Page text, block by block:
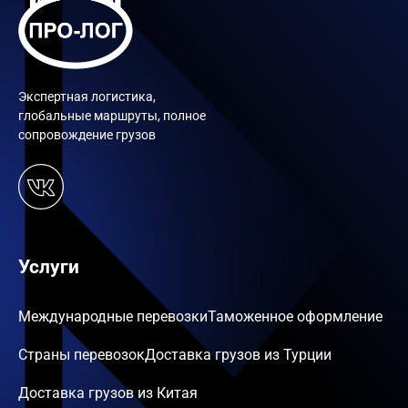
Экспертная логистика,
глобальные маршруты, полное
сопровождение грузов
Услуги
Международные перевозкиТаможенное оформление
Страны перевозокДоставка грузов из Турции
Доставка грузов из Китая